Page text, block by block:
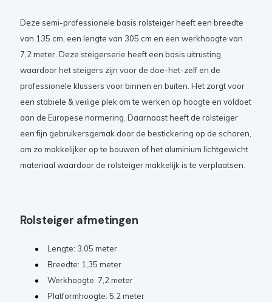
Deze semi-professionele basis rolsteiger heeft een breedte
van 135 cm, een lengte van 305 cm en een werkhoogte van
7,2 meter. Deze steigerserie heeft een basis uitrusting
waardoor het steigers zijn voor de doe-het-zelf en de
professionele klussers voor binnen en buiten. Het zorgt voor
een stabiele & veilige plek om te werken op hoogte en voldoet
aan de Europese normering. Daarnaast heeft de rolsteiger
een fijn gebruikersgemak door de bestickering op de schoren,
om zo makkelijker op te bouwen of het aluminium lichtgewicht
materiaal waardoor de rolsteiger makkelijk is te verplaatsen.
Rolsteiger afmetingen
Lengte: 3,05 meter
Breedte: 1,35 meter
Werkhoogte: 7,2 meter
Platformhoogte: 5,2 meter